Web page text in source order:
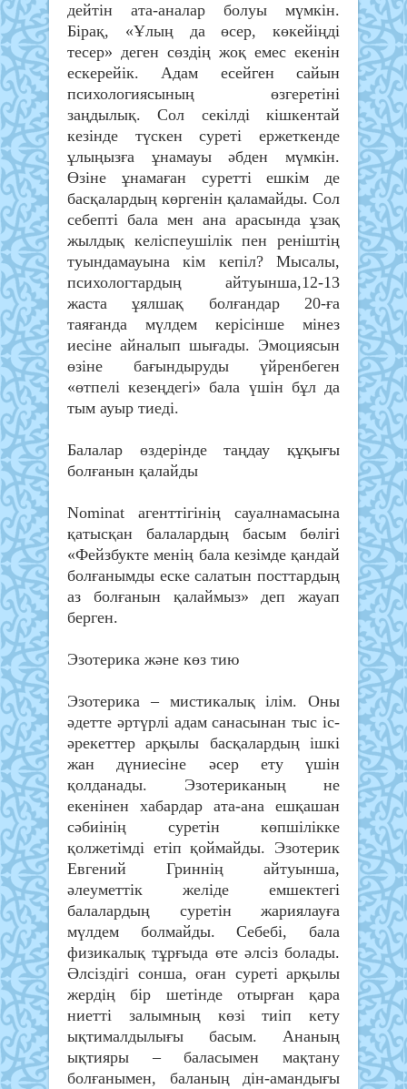
дейтін ата-аналар болуы мүмкін.
Бірақ, «Ұлың да өсер, көкейіңді
тесер» деген сөздің жоқ емес екенін
ескерейік. Адам есейген сайын
психологиясының өзгеретіні
заңдылық. Сол секілді кішкентай
кезінде түскен суреті ержеткенде
ұлыңызға ұнамауы әбден мүмкін.
Өзіне ұнамаған суретті ешкім де
басқалардың көргенін қаламайды. Сол
себепті бала мен ана арасында ұзақ
жылдық келіспеушілік пен реніштің
туындамауына кім кепіл? Мысалы,
психологтардың айтуынша,12-13
жаста ұялшақ болғандар 20-ға
таяғанда мүлдем керісінше мінез
иесіне айналып шығады. Эмоциясын
өзіне бағындыруды үйренбеген
«өтпелі кезеңдегі» бала үшін бұл да
тым ауыр тиеді.
Балалар өздерінде таңдау құқығы
болғанын қалайды
Nominat агенттігінің сауалнамасына
қатысқан балалардың басым бөлігі
«Фейзбукте менің бала кезімде қандай
болғанымды еске салатын посттардың
аз болғанын қалаймыз» деп жауап
берген.
Эзотерика және көз тию
Эзотерика – мистикалық ілім. Оны
әдетте әртүрлі адам санасынан тыс іс-
әрекеттер арқылы басқалардың ішкі
жан дүниесіне әсер ету үшін
қолданады. Эзотериканың не
екенінен хабардар ата-ана ешқашан
сәбиінің суретін көпшілікке
қолжетімді етіп қоймайды. Эзотерик
Евгений Гриннің айтуынша,
әлеуметтік желіде емшектегі
балалардың суретін жариялауға
мүлдем болмайды. Себебі, бала
физикалық тұрғыда өте әлсіз болады.
Әлсіздігі сонша, оған суреті арқылы
жердің бір шетінде отырған қара
ниетті залымның көзі тиіп кету
ықтималдылығы басым. Ананың
ықтияры – баласымен мақтану
болғанымен, баланың дін-амандығы